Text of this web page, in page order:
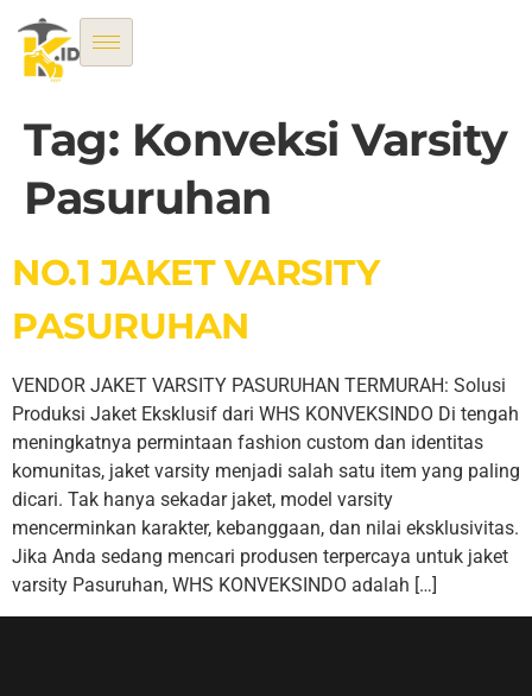
Tag: Konveksi Varsity
Pasuruhan
NO.1 JAKET VARSITY
PASURUHAN
VENDOR JAKET VARSITY PASURUHAN TERMURAH: Solusi
Produksi Jaket Eksklusif dari WHS KONVEKSINDO Di tengah
meningkatnya permintaan fashion custom dan identitas
komunitas, jaket varsity menjadi salah satu item yang paling
dicari. Tak hanya sekadar jaket, model varsity
mencerminkan karakter, kebanggaan, dan nilai eksklusivitas.
Jika Anda sedang mencari produsen terpercaya untuk jaket
varsity Pasuruhan, WHS KONVEKSINDO adalah […]